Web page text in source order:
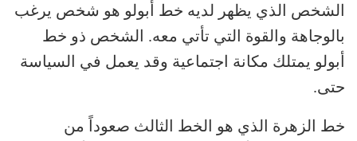
الشخص الذي يظهر لديه خط أبولو هو شخص يرغب
بالوجاهة والقوة التي تأتي معه. الشخص ذو خط
أبولو يمتلك مكانة اجتماعية وقد يعمل في السياسة
حتى.
خط الزهرة الذي هو الخط الثالث صعوداً من